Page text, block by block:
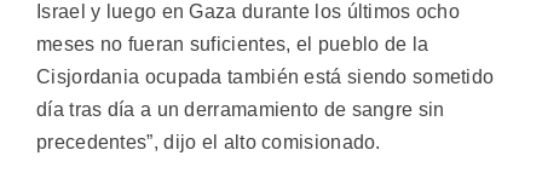
Israel y luego en Gaza durante los últimos ocho
meses no fueran suficientes, el pueblo de la
Cisjordania ocupada también está siendo sometido
día tras día a un derramamiento de sangre sin
precedentes”, dijo el alto comisionado.